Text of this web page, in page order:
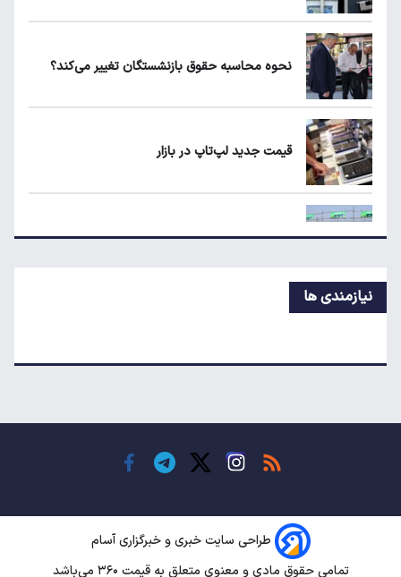
یارانه نقدی و کالابرگ این افراد حذف شد
لبنیات دوباره گران می‌شود؟
نحوه محاسبه حقوق بازنشستگان تغییر می‌کند؟
قیمت جدید لپ‌تاپ در بازار
قیمت جدید بلیط اتوبوس مشهد اعلام شد
نیازمندی ها
طراحی سایت خبری و خبرگزاری آسام
تمامی حقوق مادی و معنوی متعلق به قیمت ۳۶۰ می‌باشد